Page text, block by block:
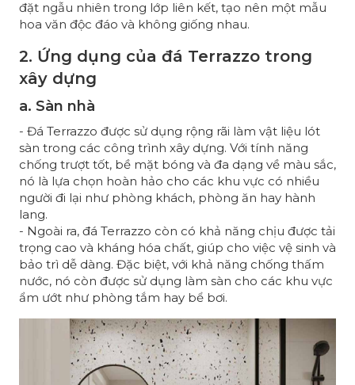
đặt ngẫu nhiên trong lớp liên kết, tạo nên một mẫu
hoa văn độc đáo và không giống nhau.
2. Ứng dụng của đá Terrazzo trong
xây dựng
a. Sàn nhà
- Đá Terrazzo được sử dụng rộng rãi làm vật liệu lót
sàn trong các công trình xây dựng. Với tính năng
chống trượt tốt, bề mặt bóng và đa dạng về màu sắc,
nó là lựa chọn hoàn hảo cho các khu vực có nhiều
người đi lại như phòng khách, phòng ăn hay hành
lang.
- Ngoài ra, đá Terrazzo còn có khả năng chịu được tải
trọng cao và kháng hóa chất, giúp cho việc vệ sinh và
bảo trì dễ dàng. Đặc biệt, với khả năng chống thấm
nước, nó còn được sử dụng làm sàn cho các khu vực
ẩm ướt như phòng tắm hay bể bơi.